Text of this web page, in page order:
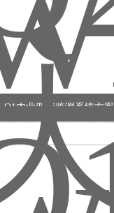
Q1农业四情监测系统方案